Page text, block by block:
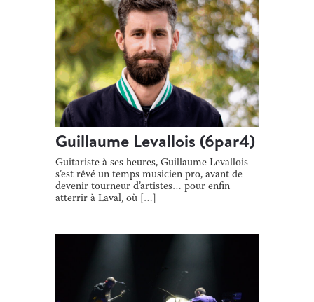
Guillaume Levallois (6par4)
Guitariste à ses heures, Guillaume Levallois
s’est rêvé un temps musicien pro, avant de
devenir tourneur d’artistes… pour enfin
atterrir à Laval, où […]